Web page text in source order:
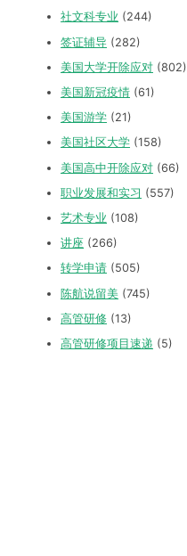
社文科专业 (244)
签证辅导 (282)
美国大学开除应对 (802)
美国新冠疫情 (61)
美国游学 (21)
美国社区大学 (158)
美国高中开除应对 (66)
职业发展和实习 (557)
艺术专业 (108)
讲座 (266)
转学申请 (505)
陈航说留美 (745)
高管研修 (13)
高管研修项目速递 (5)